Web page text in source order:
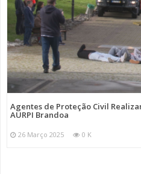
Agentes de Proteção Civil
AURPI Brandoa
26 Março 2025 0 K